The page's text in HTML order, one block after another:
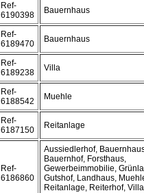
Ref-
6190398
Bauernhaus
Ref-
6189470
Bauernhaus
Ref-
6189238
Villa
Ref-
6188542
Muehle
Ref-
6187150
Reitanlage
Ref-
6186860
Aussiedlerhof,
Bauernhof, Forsthaus,
Gewerbeimmobilie,
Gutshof, Landhaus,
Reitanlage, Reiterhof,